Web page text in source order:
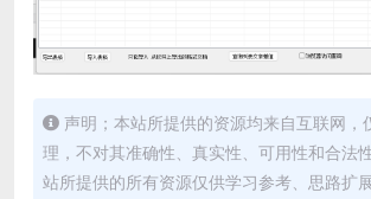
声明；本站所提供的资源均来自互联网，
理，不对其准确性、真实性、可用性和合法
站所提供的所有资源仅供学习参考、思路扩